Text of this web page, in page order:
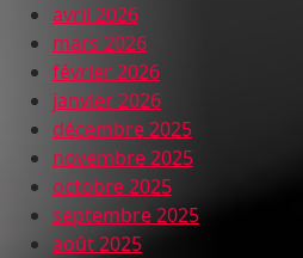
avril 2026
mars 2026
février 2026
janvier 2026
décembre 2025
novembre 2025
octobre 2025
septembre 2025
août 2025